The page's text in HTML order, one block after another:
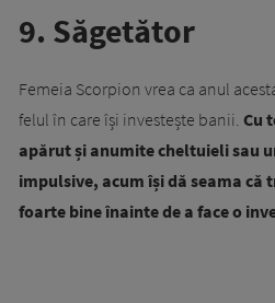
9. Săgetător
Femeia Scorpion vrea ca anul
felul în care își investește banii. Cu
apărut și anumite cheltuieli sau
impulsive, acum își dă seama că
foarte bine înainte de a face o